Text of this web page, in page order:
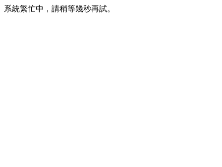
系統繁忙中，請稍等幾秒再試。